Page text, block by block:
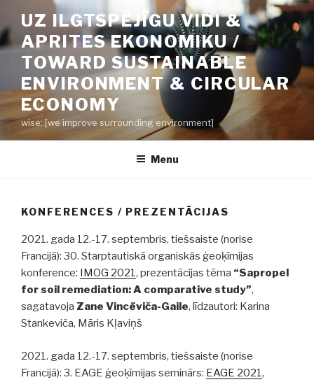
to
content
UZ ILGTSPĒJĪGU VIDI &
APRITES EKONOMIKU /
TOWARD SUSTAINABLE
ENVIRONMENT & CIRCULAR
ECONOMY
wise: [we improve surrounding environment]
Menu
KONFERENCES / PREZENTĀCIJAS
2021. gada 12.-17. septembris, tiešsaiste (norise
Francijā): 30. Starptautiskā organiskās ģeoķīmijas
konference: IMOG 2021, prezentācijas tēma “Sapropel
for soil remediation: A comparative study”,
sagatavoja Zane Vincēviča-Gaile, līdzautori: Karina
Stankeviča, Māris Kļaviņš
2021. gada 12.-17. septembris, tiešsaiste (norise
Francijā): 3. EAGE ģeoķīmijas seminārs: EAGE 2021 ,